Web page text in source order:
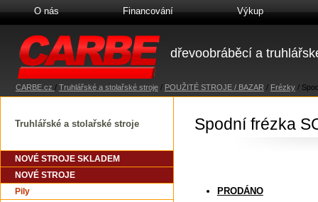
O nás Financování Výkup
dřevoobráběcí a
CARBE.cz / Truhlářské a stolařské stroje / POUŽITÉ STROJE / BAZAR / Frézky /
Truhlářské a stolařské stroje
NOVÉ STROJE SKLADEM
NOVÉ STROJE
Pily
Spodní frézka
PRODÁNO